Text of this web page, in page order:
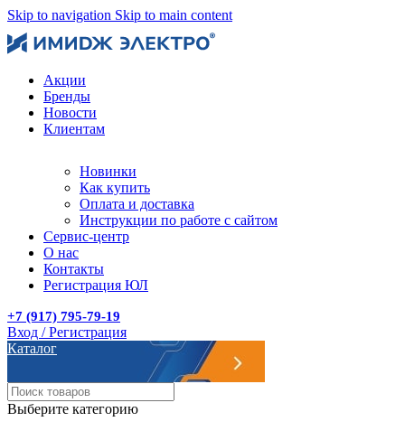
Skip to navigation Skip to main content
Акции
Бренды
Новости
Клиентам
Новинки
Как купить
Оплата и доставка
Инструкции по работе с сайтом
Сервис-центр
О нас
Контакты
Регистрация ЮЛ
+7 (917) 795-79-19
Вход / Регистрация
Каталог
Выберите категорию